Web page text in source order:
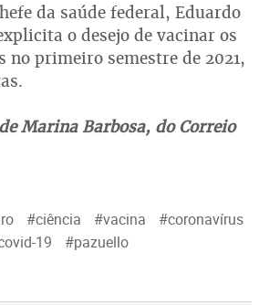
da saúde federal, Eduardo
o desejo de vacinar os
primeiro semestre de 2021,
Marina Barbosa, do Correio
#ciência #vacina
#coronavírus
19
#pazuello